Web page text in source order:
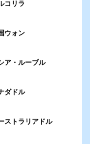
コリラ
ウォン
ア・ルーブル
ダドル
ストラリアドル